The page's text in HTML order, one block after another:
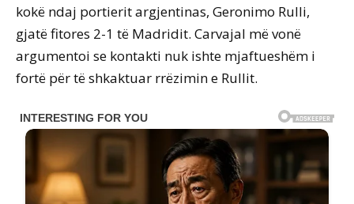
kokë ndaj portierit argjentinas, Geronimo Rulli,
gjatë fitores 2-1 të Madridit. Carvajal më vonë
argumentoi se kontakti nuk ishte mjaftueshëm i
fortë për të shkaktuar rrëzimin e Rullit.